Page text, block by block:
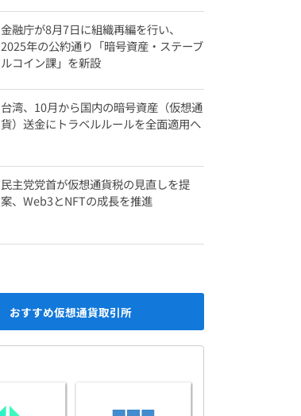
金融庁が8月7日に組織再編を行い、
2025年の公約通り「暗号資産・ステーブ
ルコイン課」を新設
台湾、10月から国内の暗号資産（仮想通
貨）送金にトラベルルールを全面適用へ
民主党党首が仮想通貨税の見直しを提
案、Web3とNFTの成長を推進
おすすめ仮想通貨取引所